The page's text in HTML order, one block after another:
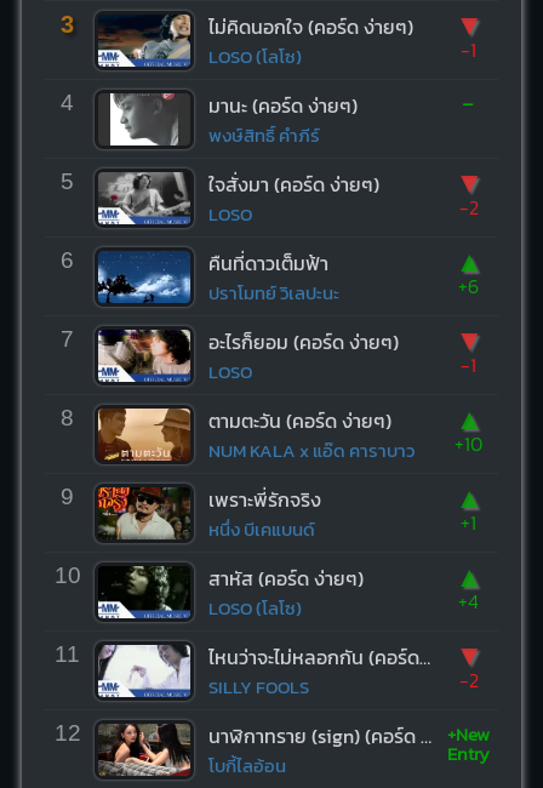
3 ไม่คิดนอกใจ (คอร์ด ง่ายๆ)
LOSO (โลโซ)
▼
-1
4 มานะ (คอร์ด ง่ายๆ)
พงษ์สิทธิ์ คำภีร์
-
5 ใจสั่งมา (คอร์ด ง่ายๆ)
LOSO
▼
-2
6 คืนที่ดาวเต็มฟ้า
ปราโมทย์ วิเลปะนะ
▲
+6
7 อะไรก็ยอม (คอร์ด ง่ายๆ)
LOSO
▼
-1
8 ตามตะวัน (คอร์ด ง่ายๆ)
NUM KALA x แอ๊ด คาราบาว
▲
+10
9 เพราะพี่รักจริง
หนึ่ง บีเคแบนด์
▲
+1
10 สาหัส (คอร์ด ง่ายๆ)
LOSO (โลโซ)
▲
+4
11 ไหนว่าจะไม่หลอกกัน (คอร์ด ง่ายๆ)
SILLY FOOLS
▼
-2
12 นาฬิกาทราย (sign) (คอร์ด ง่ายๆ)
โบกี้ไลอ้อน
+New
Entry